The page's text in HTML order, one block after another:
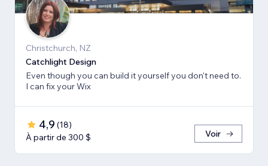
Christchurch, NZ
Catchlight Design
Even though you can build it yourself you don't need to.
I can fix your Wix
4,9 (18)
À partir de 300 $
Voir